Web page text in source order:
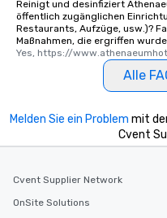
Reinigt und desinfiziert
öffentlich zugänglichen
Restaurants, Aufzüge, usw.)?
Maßnahmen, die ergriffen
Yes, https://
Alle
Melden Sie ein Problem mit
Cvent
Cvent Supplier Network
OnSite Solutions